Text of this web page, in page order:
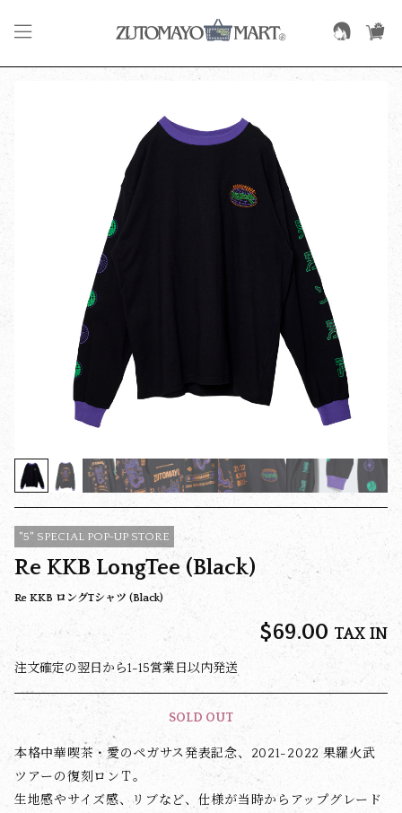
"5" SPECIAL POP-UP STORE
Re KKB LongTee (Black)
Re KKB ロングTシャツ (Black)
$‌69.00 TAX IN
注文確定の翌日から1-15営業日以内発送
SOLD OUT
本格中華喫茶・愛のペガサス発表記念、2021-2022 果羅火武
ツアーの復刻ロンＴ。
生地感やサイズ感、リブなど、仕様が当時からアップグレード